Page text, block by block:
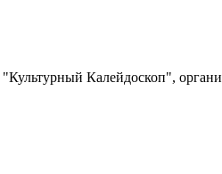
Калейдоскоп",